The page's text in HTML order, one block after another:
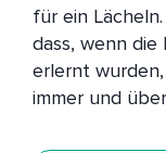
für ein
dass, wenn die
erlernt
immer und